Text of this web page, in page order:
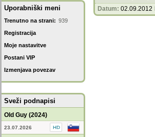
Uporabniški meni
Trenutno na strani: 939
Registracija
Moje nastavitve
Postani VIP
Izmenjava povezav
Sveži podnapisi
Old Guy (2024)
23.07.2026
Datum: 02.09.2012